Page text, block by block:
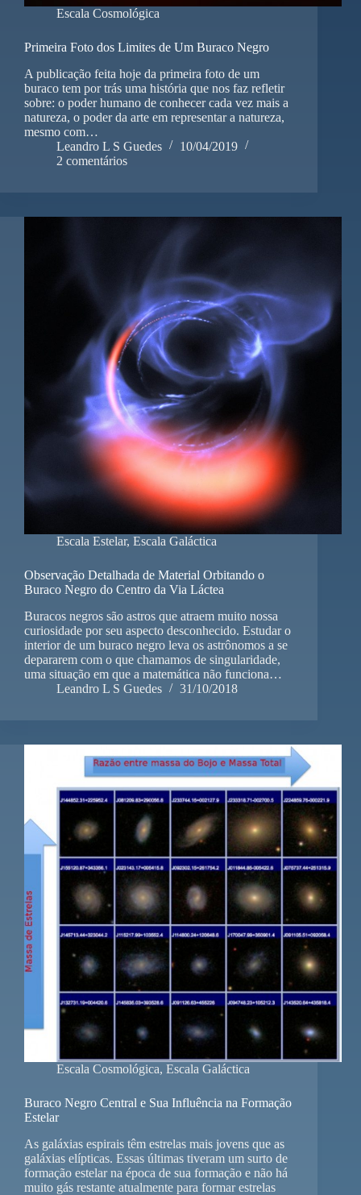
Escala Cosmológica
Primeira Foto dos Limites de Um Buraco Negro
A publicação feita hoje da primeira foto de um
buraco tem por trás uma história que nos faz refletir
sobre: o poder humano de conhecer cada vez mais a
natureza, o poder da arte em representar a natureza,
mesmo com…
Leandro L S Guedes
10/04/2019
2 comentários
Escala Estelar, Escala Galáctica
Observação Detalhada de Material Orbitando o
Buraco Negro do Centro da Via Láctea
Buracos negros são astros que atraem muito nossa
curiosidade por seu aspecto desconhecido. Estudar o
interior de um buraco negro leva os astrônomos a se
depararem com o que chamamos de singularidade,
uma situação em que a matemática não funciona…
Leandro L S Guedes
31/10/2018
Escala Cosmológica, Escala Galáctica
Buraco Negro Central e Sua Influência na Formação
Estelar
As galáxias espirais têm estrelas mais jovens que as
galáxias elípticas. Essas últimas tiveram um surto de
formação estelar na época de sua formação e não há
muito gás restante atualmente para formar estrelas